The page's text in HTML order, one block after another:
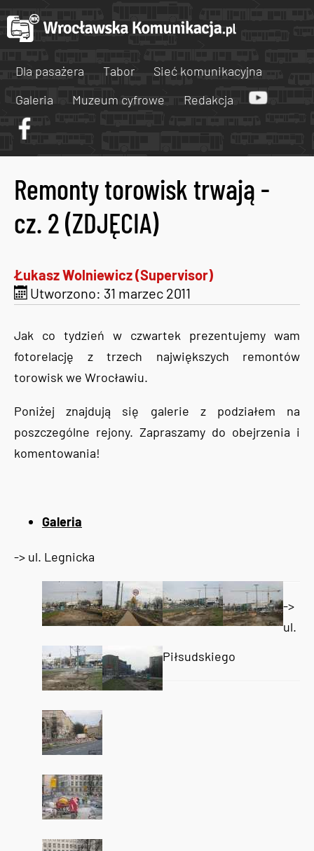
Dla pasażera Tabor
Sieć komunikacyjna
Galeria
Muzeum cyfrowe Redakcja
Remonty torowisk trwają -
cz. 2 (ZDJĘCIA)
Łukasz Wolniewicz (Supervisor)
Utworzono: 31 marzec 2011
Jak co tydzień w czwartek prezentujemy wam
fotorelację z trzech największych remontów
torowisk we Wrocławiu.
Poniżej znajdują się galerie z podziałem na
poszczególne rejony. Zapraszamy do obejrzenia i
komentowania!
Galeria
-> ul. Legnicka
->
ul.
Piłsudskiego